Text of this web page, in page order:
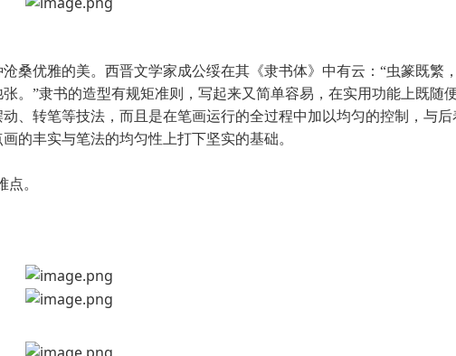
桑优雅的美。 ⻄晋文学家成公绥在其《隶书体》中有云： “虫篆既繁
。”隶书的造型有规矩准则，写起来又简单容易，在实用功能上既随
、转笔等技法，而且是在笔画运行的全过程中加以均匀的控制，与后
的丰实与笔法的均匀性上打下坚实的基础。
。